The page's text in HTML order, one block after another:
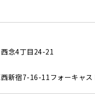
念4丁目24-21
新宿7-16-11フォーキャス